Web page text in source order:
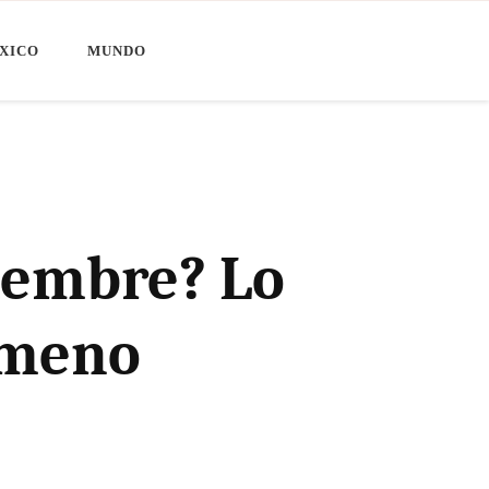
MUNDO
Lo